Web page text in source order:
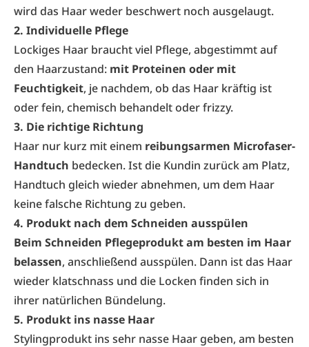
wird das Haar weder beschwert noch ausgelaugt.
2. Individuelle Pflege
Lockiges Haar braucht viel Pflege, abgestimmt auf
den Haarzustand: mit Proteinen oder mit
Feuchtigkeit, je nachdem, ob das Haar kräftig ist
oder fein, chemisch behandelt oder frizzy.
3. Die richtige Richtung
Haar nur kurz mit einem reibungsarmen Microfaser-
Handtuch bedecken. Ist die Kundin zurück am Platz,
Handtuch gleich wieder abnehmen, um dem Haar
keine falsche Richtung zu geben.
4. Produkt nach dem Schneiden ausspülen
Beim Schneiden Pflegeprodukt am besten im Haar
belassen, anschließend aus­spülen. Dann ist das Haar
wieder klatschnass und die Locken finden sich in
ihrer natürlichen Bündelung.
5. Produkt ins nasse Haar
Stylingprodukt ins sehr nasse Haar geben, am besten